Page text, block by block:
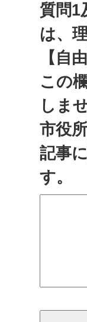
質問1
は、
【自
この
しま
市役
記事
す。